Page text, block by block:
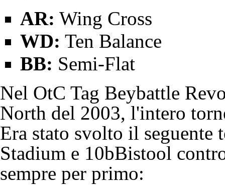
AR: Wing Cross
WD: Ten Balance
BB: Semi-Flat
Nel OtC Tag Beybattle
North del 2003, l'intero
Era stato svolto il
Stadium e 10bBistool
sempre per primo: